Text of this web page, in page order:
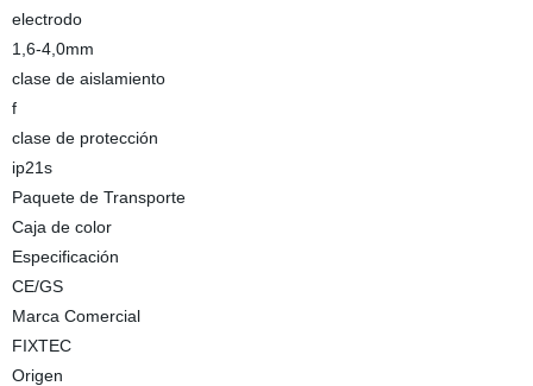
electrodo
1,6-4,0mm
clase de aislamiento
f
clase de protección
ip21s
Paquete de Transporte
Caja de color
Especificación
CE/GS
Marca Comercial
FIXTEC
Origen